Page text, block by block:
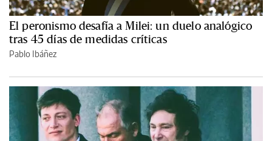
El peronismo desafía a Milei: un duelo analógico
tras 45 días de medidas críticas
Pablo Ibáñez